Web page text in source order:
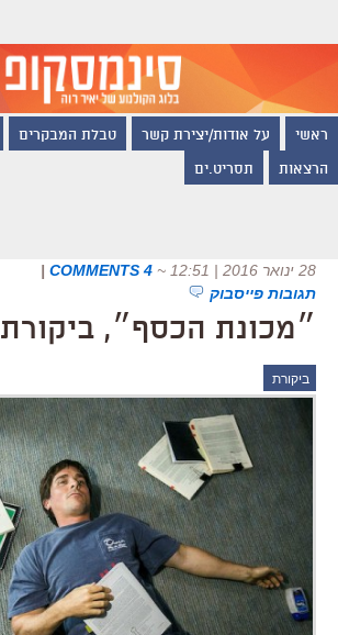
ראשי על אודות/יצירת קשר טבלת המבקרים
הרצאות תסריט.ים
28 ינואר 2016 | 12:51 ~
4 COMMENTS
|
תגובות פייסבוק
״מכונת הכסף״, ביקורת
ביקורת